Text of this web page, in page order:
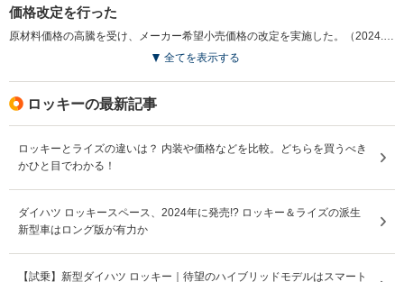
価格改定を行った
原材料価格の高騰を受け、メーカー希望小売価格の改定を実施した。（2024.11）
全てを表示する
ロッキーの最新記事
ロッキーとライズの違いは？ 内装や価格などを比較。どちらを買うべき
かひと目でわかる！
ダイハツ ロッキースペース、2024年に発売!? ロッキー＆ライズの派生
新型車はロング版が有力か
【試乗】新型ダイハツ ロッキー｜待望のハイブリッドモデルはスマート